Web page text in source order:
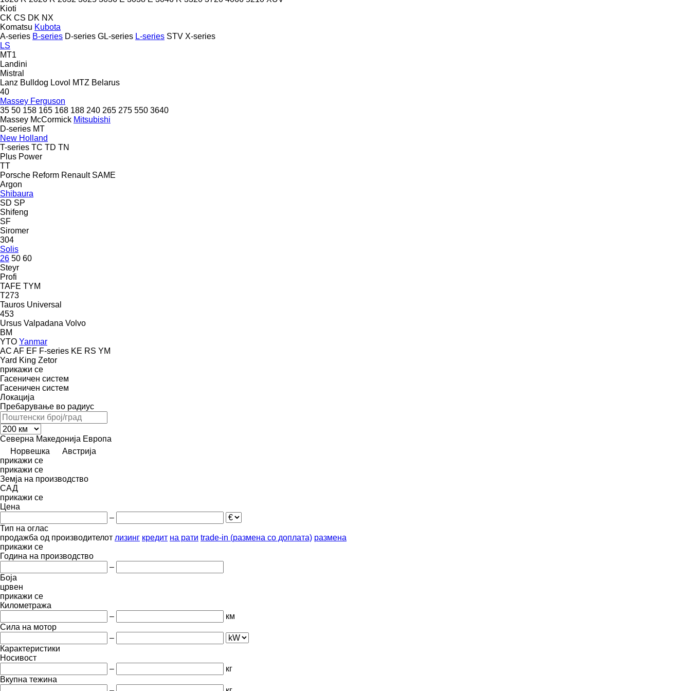
Kioti
CK CS DK NX
Komatsu Kubota
A-series B-series D-series GL-series L-series STV X-series
LS
MT1
Landini
Mistral
Lanz Bulldog Lovol MTZ Belarus
40
Massey Ferguson
35 50 158 165 168 188 240 265 275 550 3640
Massey McCormick Mitsubishi
D-series MT
New Holland
T-series TC TD TN
Plus Power
TT
Porsche Reform Renault SAME
Argon
Shibaura
SD SP
Shifeng
SF
Siromer
304
Solis
26 50 60
Steyr
Profi
TAFE TYM
T273
Tauros Universal
453
Ursus Valpadana Volvo
BM
YTO Yanmar
AC AF EF F-series KE RS YM
Yard King Zetor
прикажи се
Гасеничен систем
Гасеничен систем
Локација
Пребарување во радиус
Северна Македонија Европа
Норвешка
Австрија
прикажи се
прикажи се
Земја на производство
САД
прикажи се
Цена
–
Тип на оглас
продажба од производителот лизинг кредит на рати trade-in (размена со доплата) размена
прикажи се
Година на производство
–
Боја
црвен
прикажи се
Километража
–
км
Сила на мотор
–
Карактеристики
Носивост
–
кг
Вкупна тежина